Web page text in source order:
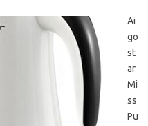
Ai
go
st
ar
Mi
ss
Pu